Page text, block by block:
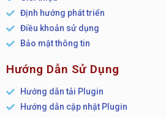
Định hướng phát triển
Điều khoản sử dụng
Bảo mật thông tin
Hướng Dẫn Sử Dụng
Hướng dẫn tải Plugin
Hướng dẫn cập nhật Plugin